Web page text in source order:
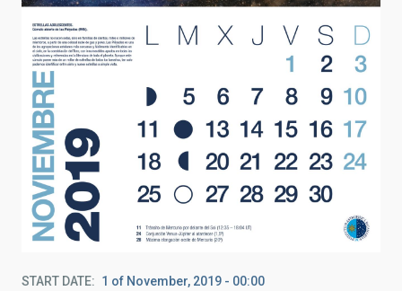
START DATE 1 of November, 2019 - 00:00